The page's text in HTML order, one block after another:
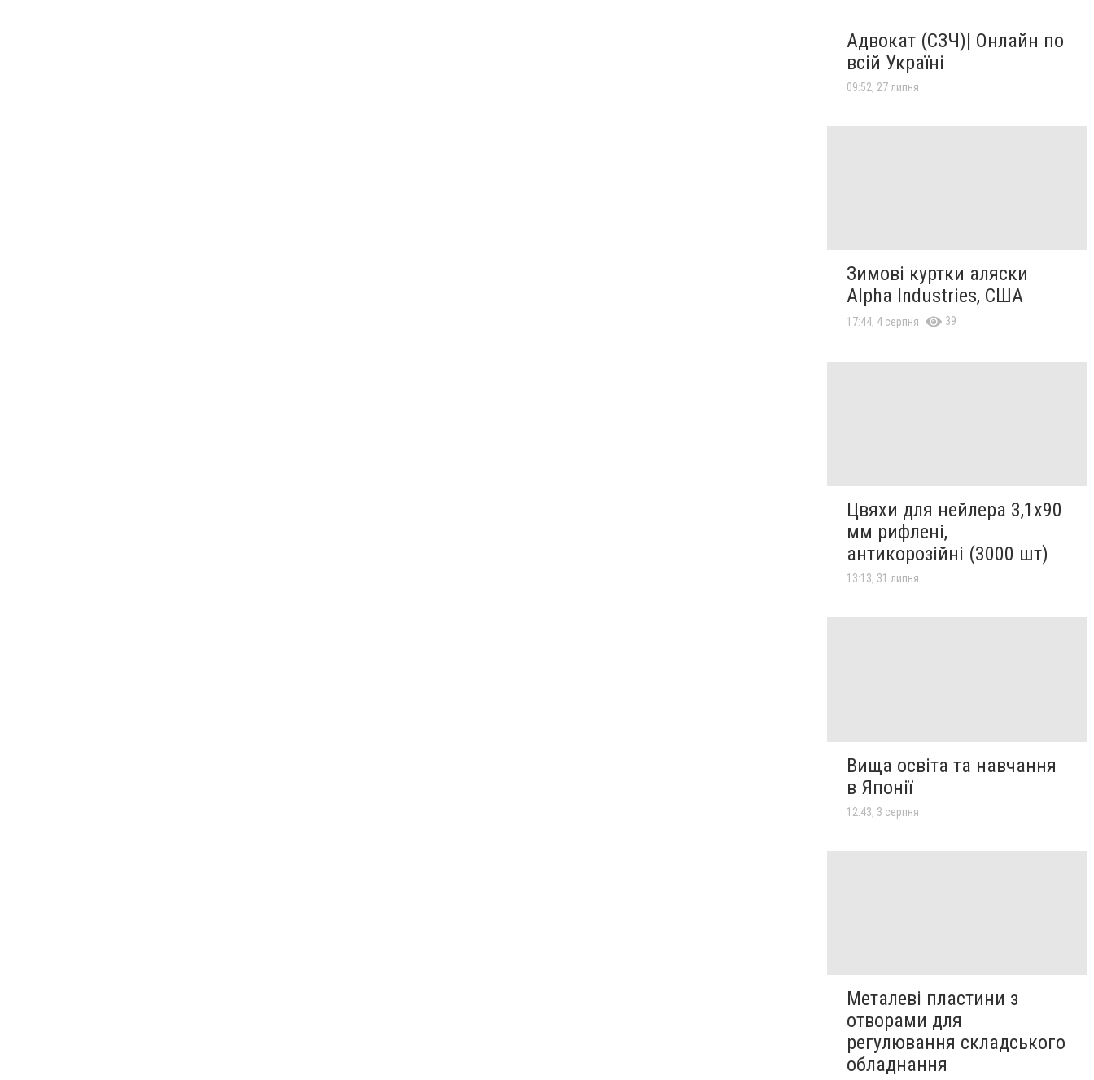
Адвокат (СЗЧ)| Онлайн по
всій Україні
09:52, 27 липня
Зимові куртки аляски
Alpha Industries, США
17:44, 4 серпня 39
Цвяхи для нейлера 3,1х90
мм рифлені,
антикорозійні (3000 шт)
13:13, 31 липня
Вища освіта та навчання
в Японії
12:43, 3 серпня
Металеві пластини з
отворами для
регулювання складського
обладнання